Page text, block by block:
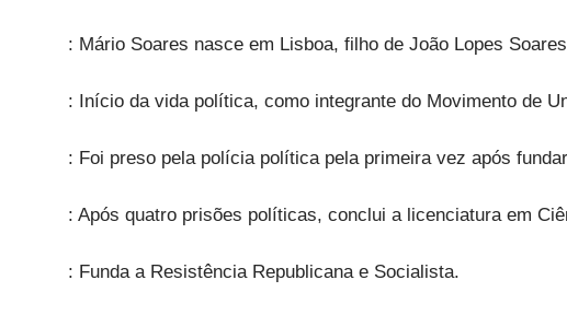
: Mário Soares nasce em Lisboa, filho de João Lopes
: Início da vida política, como integrante do Movimento de
: Foi preso pela polícia política pela primeira vez após
: Após quatro prisões políticas, conclui a licenciatura em
: Funda a Resistência Republicana e Socialista.